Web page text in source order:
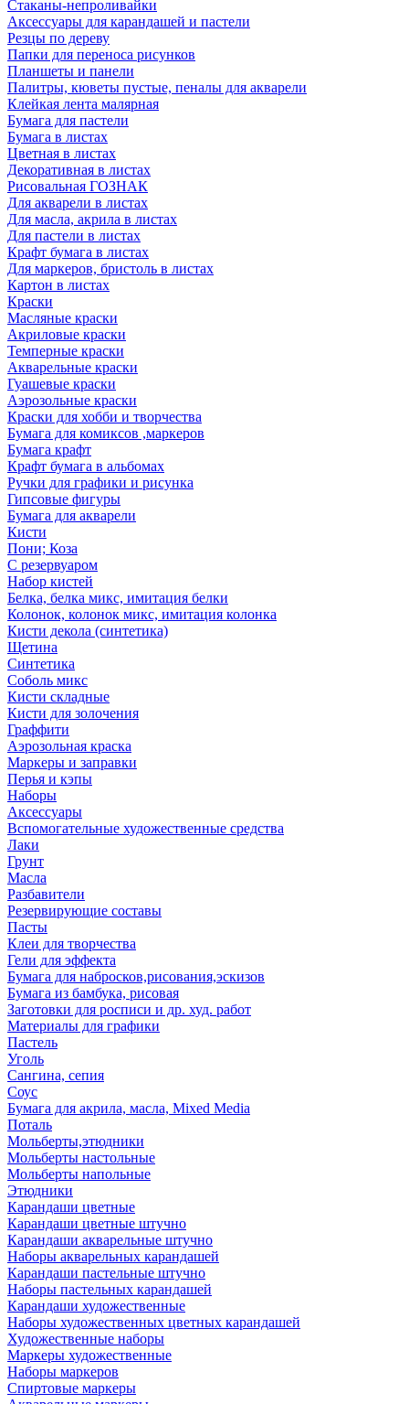
Стаканы-непроливайки
Аксессуары для карандашей и пастели
Резцы по дереву
Папки для переноса рисунков
Планшеты и панели
Палитры, кюветы пустые, пеналы для акварели
Клейкая лента малярная
Бумага для пастели
Бумага в листах
Цветная в листах
Декоративная в листах
Рисовальная ГОЗНАК
Для акварели в листах
Для масла, акрила в листах
Для пастели в листах
Крафт бумага в листах
Для маркеров, бристоль в листах
Картон в листах
Краски
Масляные краски
Акриловые краски
Темперные краски
Акварельные краски
Гуашевые краски
Аэрозольные краски
Краски для хобби и творчества
Бумага для комиксов ,маркеров
Бумага крафт
Крафт бумага в альбомах
Ручки для графики и рисунка
Гипсовые фигуры
Бумага для акварели
Кисти
Пони; Коза
С резервуаром
Набор кистей
Белка, белка микс, имитация белки
Колонок, колонок микс, имитация колонка
Кисти декола (синтетика)
Щетина
Синтетика
Соболь микс
Кисти складные
Кисти для золочения
Граффити
Аэрозольная краска
Маркеры и заправки
Перья и кэпы
Наборы
Аксессуары
Вспомогательные художественные средства
Лаки
Грунт
Масла
Разбавители
Резервирующие составы
Пасты
Клеи для творчества
Гели для эффекта
Бумага для набросков,рисования,эскизов
Бумага из бамбука, рисовая
Заготовки для росписи и др. худ. работ
Материалы для графики
Пастель
Уголь
Сангина, сепия
Соус
Бумага для акрила, масла, Mixed Media
Поталь
Мольберты,этюдники
Мольберты настольные
Мольберты напольные
Этюдники
Карандаши цветные
Карандаши цветные штучно
Карандаши акварельные штучно
Наборы акварельных карандашей
Карандаши пастельные штучно
Наборы пастельных карандашей
Карандаши художественные
Наборы художественных цветных карандашей
Художественные наборы
Маркеры художественные
Наборы маркеров
Спиртовые маркеры